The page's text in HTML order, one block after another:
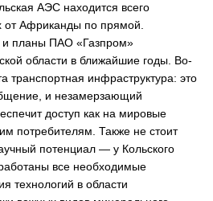
АЭС находится всего
от Африканды по прямой.
и планы ПАО «Газпром»
области в ближайшие годы. Во-
транспортная инфраструктура: это
и незамерзающий
доступ как на мировые
потребителям. Также не стоит
потенциал — у Кольского
все необходимые
технологий в области